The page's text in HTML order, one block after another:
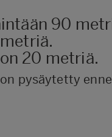
90
20 metriä.
pysäytetty